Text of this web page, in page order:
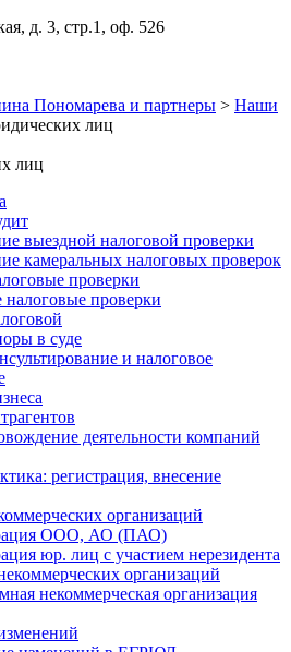
д. 3, стр.1, оф. 526
Пономарева и партнеры > Наши
лиц
лиц
выездной налоговой проверки
камеральных налоговых проверок
проверки
налоговые проверки
в суде
и налоговое
деятельности компаний
регистрация, внесение
организаций
ООО, АО (ПАО)
юр. лиц с участием нерезидента
организаций
некоммерческая организация